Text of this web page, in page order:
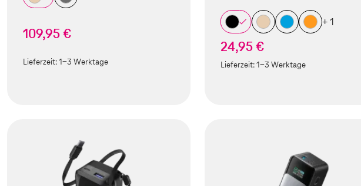
109,95 €
Lieferzeit:1-3 Werktage
+ 1
24,95 €
Lieferzeit:1-3 Werktage